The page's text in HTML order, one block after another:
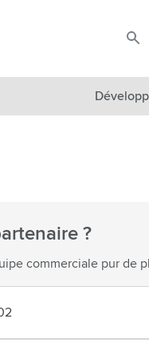
?
commerciale pur de